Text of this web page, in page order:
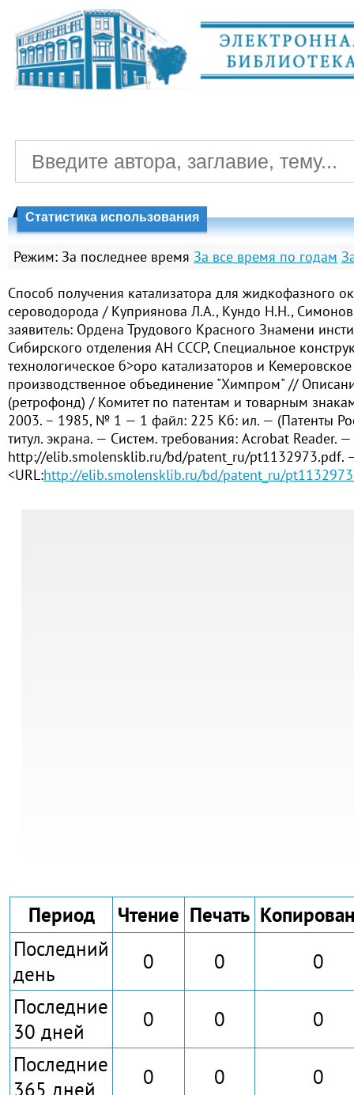
Статистика использования
Режим: За последнее время За все время по годам
Способ получения катализатора для жидкофазного
сероводорода / Куприянова Л.А., Кундо Н.Н.,
заявитель: Ордена Трудового Красного Знамени
Сибирского отделения АН СССР, Специальное
технологическое б>оро катализаторов и Кемеровское
производственное объединение "Химпром" //
(ретрофонд) / Комитет по патентам и товарным
2003. – 1985, № 1 — 1 файл: 225 Кб: ил. — (Патенты
титул. экрана. — Систем. требования: Acrobat Reader.
http://elib.smolensklib.ru/bd/patent_ru/pt1132973.pdf.
<URL:http://elib.smolensklib.ru/bd/patent_ru/
Период Чтение Печать
Последний
день
0 0
0
Последние
30 дней
0 0
0
Последние
365 дней
0 0
0